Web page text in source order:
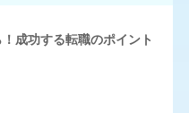
成功する転職のポイント